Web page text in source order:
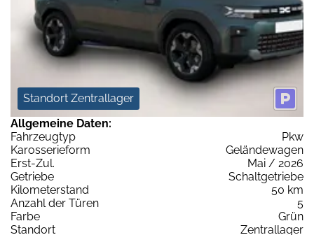
Standort Zentrallager
Allgemeine Daten:
Fahrzeugtyp
Pkw
Karosserieform
Geländewagen
Erst-Zul.
Mai / 2026
Getriebe
Schaltgetriebe
Kilometerstand
50 km
Anzahl der Türen
5
Farbe
Grün
Standort
Zentrallager